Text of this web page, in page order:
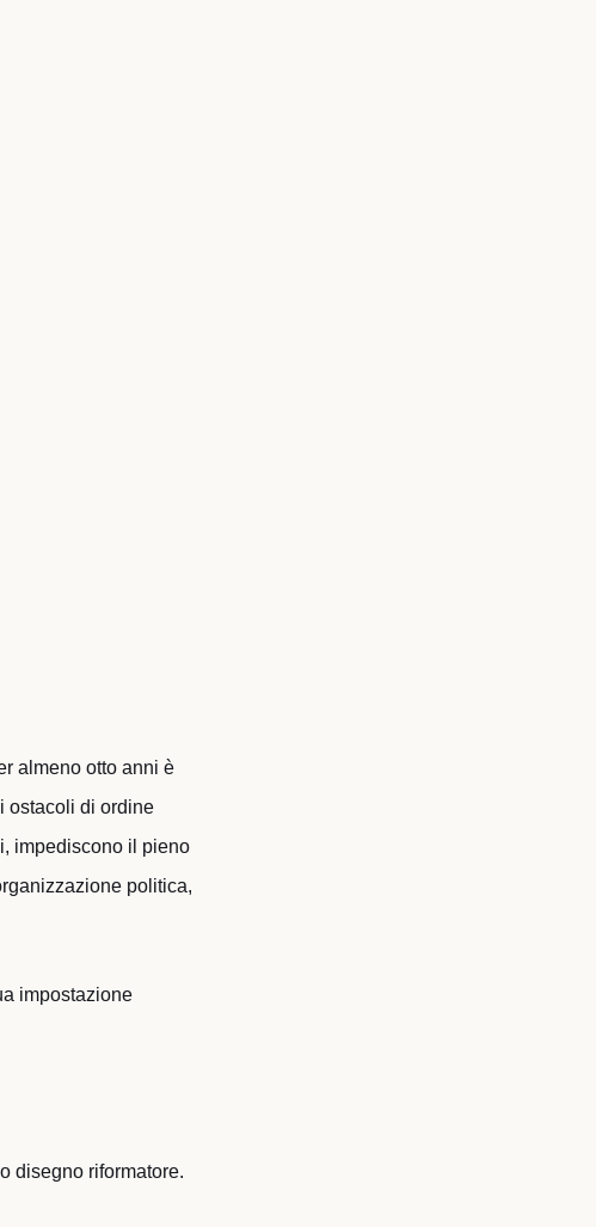
almeno otto anni è
ostacoli di ordine
impediscono il pieno
politica,
impostazione
disegno riformatore.